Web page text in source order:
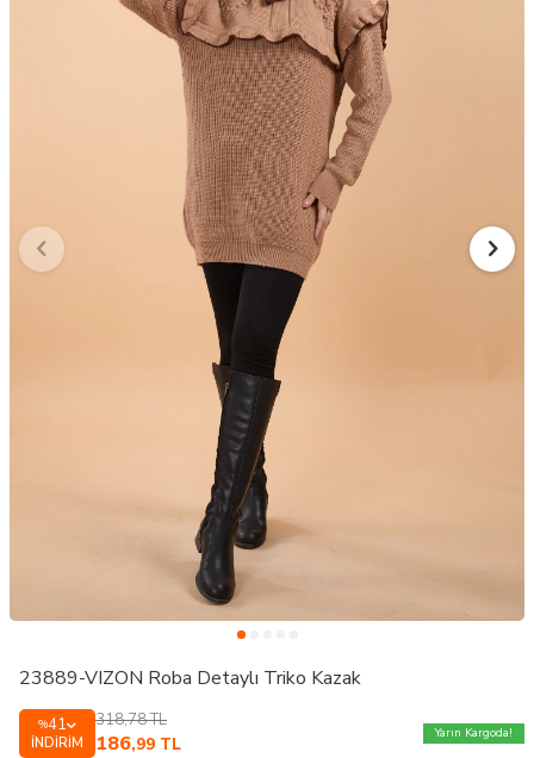
23889-VIZON Roba Detaylı Triko Kazak
%41
İNDIRIM
318,78TL
186,99 TL
Yarın Kargoda!